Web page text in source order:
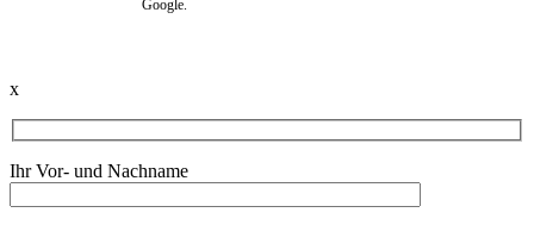
Google.
x
Ihr Vor- und Nachname